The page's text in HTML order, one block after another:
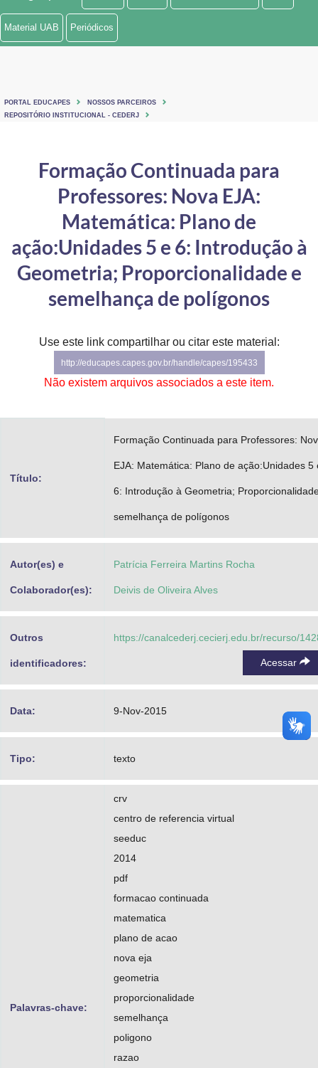
Ministério de Minas e Energia
Ministério do Turismo
Controladoria-Geral da União
Secretaria-Geral
Secretaria de Governo
Gabinete de Segurança Institucional
Banco Central do Brasil
Material UAB Periódicos
PORTAL EDUCAPES
NOSSOS PARCEIROS
REPOSITÓRIO INSTITUCIONAL - CEDERJ
Formação Continuada para
Professores: Nova EJA:
Matemática: Plano de
ação:Unidades 5 e 6: Introdução à
Geometria; Proporcionalidade e
semelhança de polígonos
Use este link compartilhar ou citar este material:
http://educapes.capes.gov.br/handle/capes/195433
Não existem arquivos associados a este item.
Título:
Formação Continuada para Professores:
EJA: Matemática: Plano de ação:Unidades 5
6: Introdução à Geometria;
semelhança de polígonos
Autor(es) e
Colaborador(es):
Patrícia Ferreira Martins Rocha
Deivis de Oliveira Alves
Outros
identificadores:
https://canalcederj.cecierj.edu.br/recurso/
Acessar
Data: 9-Nov-2015
Tipo: texto
Palavras-chave:
crv
centro de referencia virtual
seeduc
2014
pdf
formacao continuada
matematica
plano de acao
nova eja
geometria
proporcionalidade
semelhança
poligono
razao